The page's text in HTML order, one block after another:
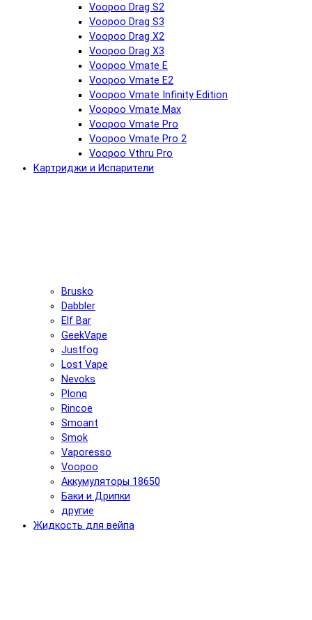
Voopoo Drag S2
Voopoo Drag S3
Voopoo Drag X2
Voopoo Drag X3
Voopoo Vmate E
Voopoo Vmate E2
Voopoo Vmate Infinity Edition
Voopoo Vmate Max
Voopoo Vmate Pro
Voopoo Vmate Pro 2
Voopoo Vthru Pro
Картриджи и Испарители
Brusko
Dabbler
Elf Bar
GeekVape
Justfog
Lost Vape
Nevoks
Plonq
Rincoe
Smoant
Smok
Vaporesso
Voopoo
Аккумуляторы 18650
Баки и Дрипки
другие
Жидкость для вейпа